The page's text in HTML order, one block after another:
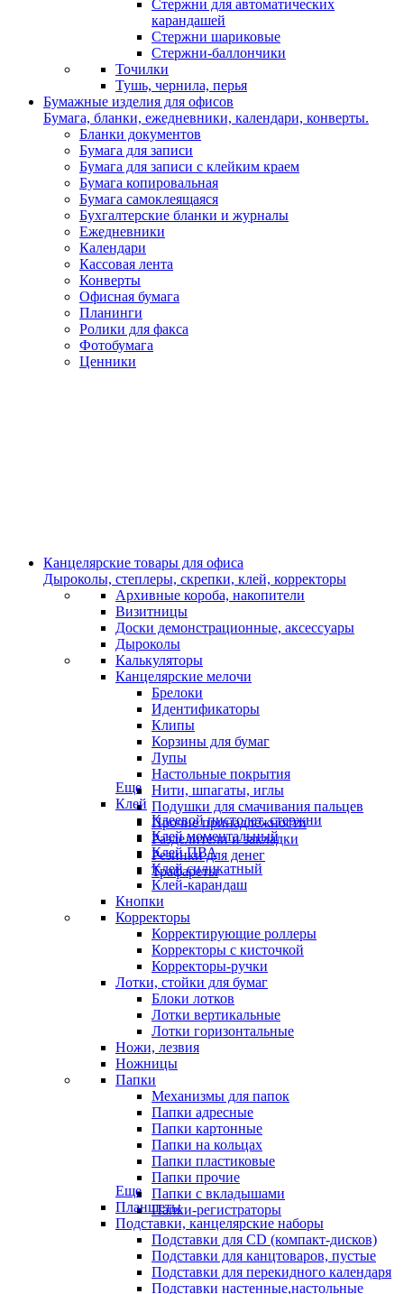
Стержни для автоматических
карандашей
Стержни шариковые
Стержни-баллончики
Точилки
Тушь, чернила, перья
Бумажные изделия для офисов
Бумага, бланки, ежедневники, календари, конверты.
Бланки документов
Бумага для записи
Бумага для записи с клейким краем
Бумага копировальная
Бумага самоклеящаяся
Бухгалтерские бланки и журналы
Ежедневники
Календари
Кассовая лента
Конверты
Офисная бумага
Планинги
Ролики для факса
Фотобумага
Ценники
Канцелярские товары для офиса
Дыроколы, степлеры, скрепки, клей, корректоры
Архивные короба, накопители
Визитницы
Доски демонстрационные, аксессуары
Дыроколы
Калькуляторы
Канцелярские мелочи
Брелоки
Идентификаторы
Клипы
Корзины для бумаг
Лупы
Настольные покрытия
Нити, шпагаты, иглы
Подушки для смачивания пальцев
Прочие принадлежности
Разделители и закладки
Резинки для денег
Трафареты
Еще
Клей
Клеевой пистолет, стержни
Клей моментальный
Клей ПВА
Клей силикатный
Клей-карандаш
Кнопки
Корректоры
Корректирующие роллеры
Корректоры с кисточкой
Корректоры-ручки
Лотки, стойки для бумаг
Блоки лотков
Лотки вертикальные
Лотки горизонтальные
Ножи, лезвия
Ножницы
Папки
Механизмы для папок
Папки адресные
Папки картонные
Папки на кольцах
Папки пластиковые
Папки прочие
Папки с вкладышами
Папки-регистраторы
Еще
Планшеты
Подставки, канцелярские наборы
Подставки для CD (компакт-дисков)
Подставки для канцтоваров, пустые
Подставки для перекидного календаря
Подставки настенные,настольные